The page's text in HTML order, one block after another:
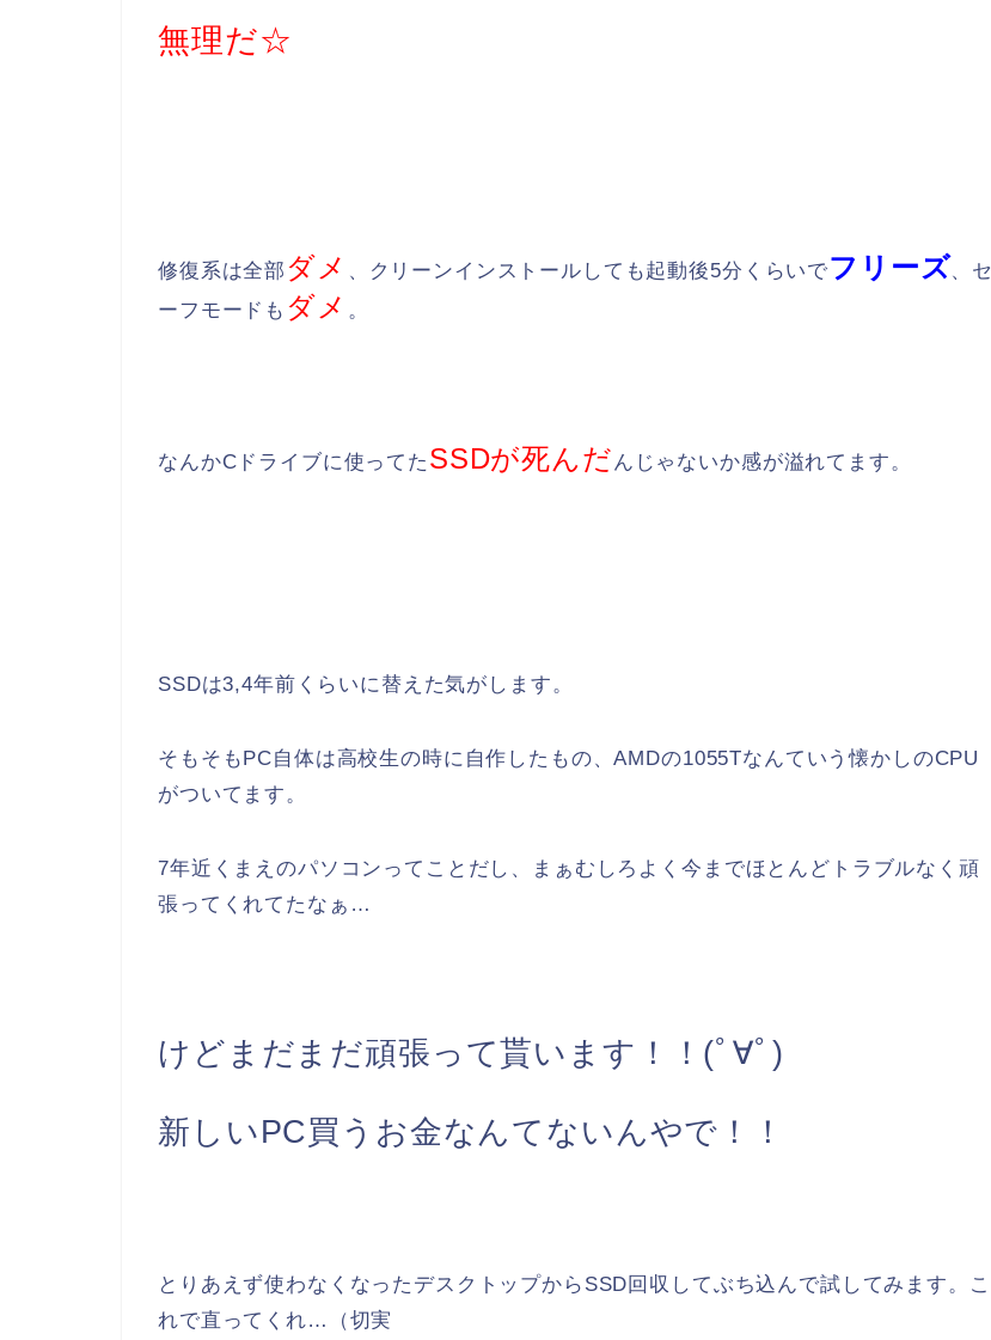
無理だ☆
修復系は全部 ダメ 、クリーンインストールしても起動後5分くらいでフリーズ、セ
ーフモードも ダメ 。
なんかCドライブに使ってた SSDが死んだんじゃないか感が溢れてます。
SSDは3,4年前くらいに替えた気がします。
そもそもPC自体は高校生の時に自作したもの、AMDの1055Tなんていう懐かしのCPU
がついてます。
7年近くまえのパソコンってことだし、まぁむしろよく今までほとんどトラブルなく頑
張ってくれてたなぁ…
けどまだまだ頑張って貰います！！(ﾟ∀ﾟ)
新しいPC買うお金なんてないんやで！！
とりあえず使わなくなったデスクトップからSSD回収してぶち込んで試してみます。こ
れで直ってくれ…（切実